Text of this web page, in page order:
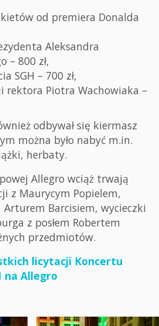
od premiera Donalda
Aleksandra
– 800 zł,
SGH – 700 zł,
rektora Piotra Wachowiaka –
odbywał się kiermasz
można było nabyć m.in.
herbaty.
Allegro wciąż trwają
z Maurycym Popielem,
Arturem Barcisiem, wycieczki
z posłem Robertem
przedmiotów.
licytacji Koncertu
na Allegro